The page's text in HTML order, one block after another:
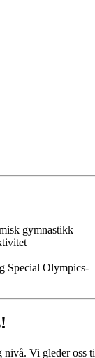
gymnastikk
Special Olympics-
nivå. Vi gleder oss